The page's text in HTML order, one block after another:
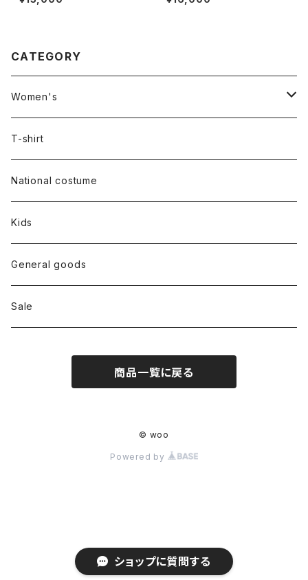
ショップに質問する
CATEGORY
Women's
Outer
Dress
Tops
Bottoms
Shoes
T-shirt
National costume
Kids
General goods
Sale
商品一覧に戻る
© woo
Powered by